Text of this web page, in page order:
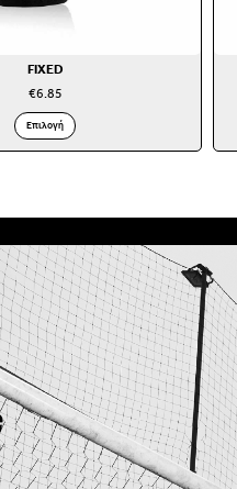
FIXED
€6.85
Επιλογή